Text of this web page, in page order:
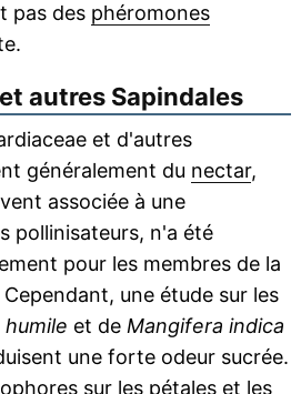
pas des phéromones
autres Sapindales
et d'autres
généralement du nectar,
associée à une
pollinisateurs, n'a été
pour les membres de la
une étude sur les
et de Mangifera indica
une forte odeur sucrée.
sur les pétales et les